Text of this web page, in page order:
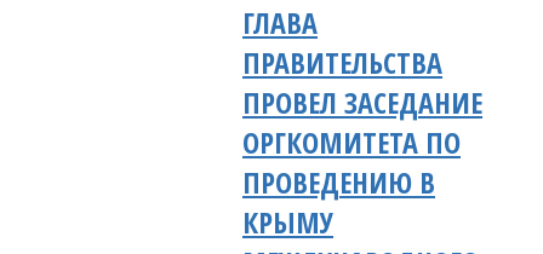
ГЛАВА
ПРАВИТЕЛЬСТВА
ПРОВЕЛ ЗАСЕДАНИЕ
ОРГКОМИТЕТА ПО
ПРОВЕДЕНИЮ В
КРЫМУ